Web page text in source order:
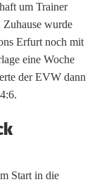
um Trainer
Zuhause wurde
Erfurt noch mit
eine Woche
der EVW dann
Start in die